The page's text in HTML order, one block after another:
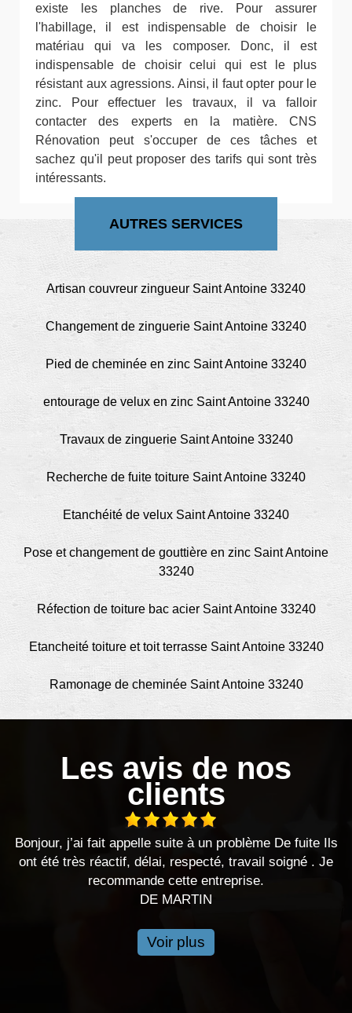
existe les planches de rive. Pour assurer
l'habillage, il est indispensable de choisir le
matériau qui va les composer. Donc, il est
indispensable de choisir celui qui est le plus
résistant aux agressions. Ainsi, il faut opter pour le
zinc. Pour effectuer les travaux, il va falloir
contacter des experts en la matière. CNS
Rénovation peut s'occuper de ces tâches et
sachez qu'il peut proposer des tarifs qui sont très
intéressants.
AUTRES SERVICES
Artisan couvreur zingueur Saint Antoine 33240
Changement de zinguerie Saint Antoine 33240
Pied de cheminée en zinc Saint Antoine 33240
entourage de velux en zinc Saint Antoine 33240
Travaux de zinguerie Saint Antoine 33240
Recherche de fuite toiture Saint Antoine 33240
Etanchéité de velux Saint Antoine 33240
Pose et changement de gouttière en zinc Saint Antoine
33240
Réfection de toiture bac acier Saint Antoine 33240
Etancheité toiture et toit terrasse Saint Antoine 33240
Ramonage de cheminée Saint Antoine 33240
Les avis de nos
clients
Bonjour, j’ai fait appelle suite à un problème De fuite Ils
ont été très réactif, délai, respecté, travail soigné . Je
recommande cette entreprise.
DE MARTIN
Voir plus